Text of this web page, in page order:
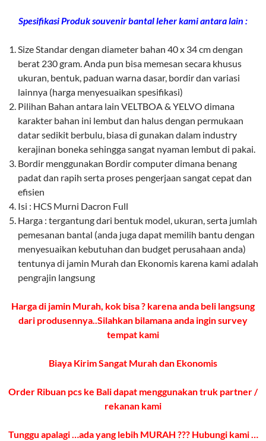
Spesifikasi Produk souvenir bantal leher kami antara lain :
Size Standar dengan diameter bahan 40 x 34 cm dengan
berat 230 gram. Anda pun bisa memesan secara khusus
ukuran, bentuk, paduan warna dasar, bordir dan variasi
lainnya (harga menyesuaikan spesifikasi)
Pilihan Bahan antara lain VELTBOA & YELVO dimana
karakter bahan ini lembut dan halus dengan permukaan
datar sedikit berbulu, biasa di gunakan dalam industry
kerajinan boneka sehingga sangat nyaman lembut di pakai.
Bordir menggunakan Bordir computer dimana benang
padat dan rapih serta proses pengerjaan sangat cepat dan
efisien
Isi : HCS Murni Dacron Full
Harga : tergantung dari bentuk model, ukuran, serta jumlah
pemesanan bantal (anda juga dapat memilih bantu dengan
menyesuaikan kebutuhan dan budget perusahaan anda)
tentunya di jamin Murah dan Ekonomis karena kami adalah
pengrajin langsung
Harga di jamin Murah, kok bisa ? karena anda beli langsung
dari produsennya..Silahkan bilamana anda ingin survey
tempat kami
Biaya Kirim Sangat Murah dan Ekonomis
Order Ribuan pcs ke Bali dapat menggunakan truk partner /
rekanan kami
Tunggu apalagi …ada yang lebih MURAH ??? Hubungi kami …